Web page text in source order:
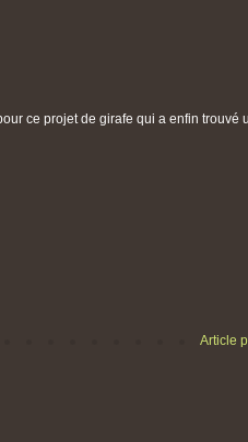
ce projet de girafe qui a enfin trouvé
Article